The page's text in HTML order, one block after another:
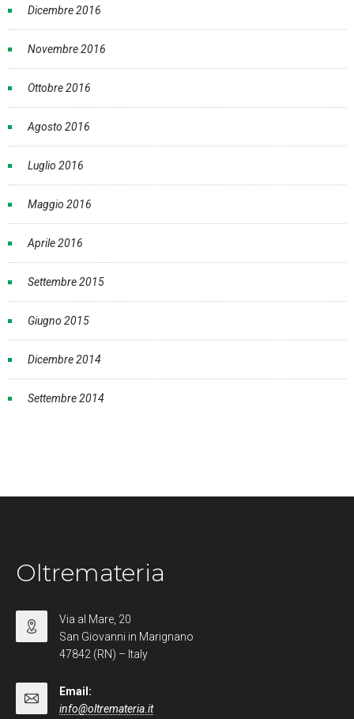
Dicembre 2016
Novembre 2016
Ottobre 2016
Agosto 2016
Luglio 2016
Maggio 2016
Aprile 2016
Settembre 2015
Giugno 2015
Dicembre 2014
Settembre 2014
Oltremateria
Via al Mare, 20
San Giovanni in Marignano
47842 (RN) – Italy
Email:
info@oltremateria.it